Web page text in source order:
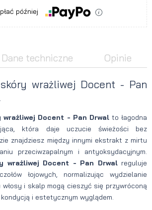
później
Dane techniczne Opinie
wrażliwej Docent - Pan
wrażliwej Docent - Pan Drwal to łagodna
która daje uczucie świeżości bez
znajdziesz między innymi ekstrakt z mirtu
przeciwzapalnym i antyoksydacyjnym.
wrażliwej Docent - Pan Drwalreguluje
łojowych, normalizując wydzielanie
włosy i skalp mogą cieszyć się przywróconą
i estetycznym wyglądem.